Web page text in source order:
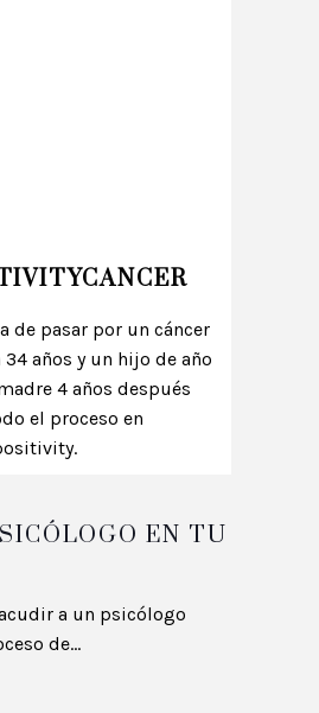
de pasar por un cáncer
años y un hijo de año
4 años después
el proceso en
EN TU
a un psicólogo
de...